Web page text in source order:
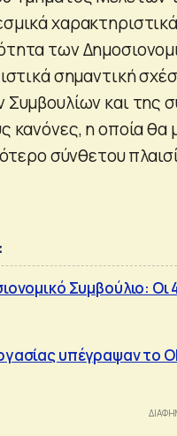
των
σημαντική
Συμβουλίων και της
κανόνες, η οποία
σύνθετου
Συμβούλιο: Οι
υπέγραψαν το